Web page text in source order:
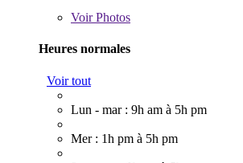
VoirPhotos
Heures normales
Voir tout
Lun - mar : 9h am à 5h pm
Mer : 1h pm à 5h pm